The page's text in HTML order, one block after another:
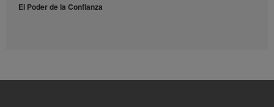
El Poder de la Confianza